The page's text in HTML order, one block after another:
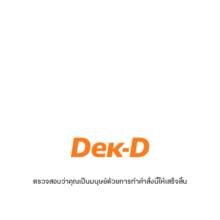
ตรวจสอบว่าคุณเป็นมนุษย์ด้วยการทำคำสั่งนี้ให้เสร็จสิ้น